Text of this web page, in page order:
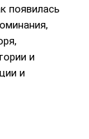
появилась
и
и